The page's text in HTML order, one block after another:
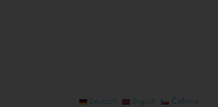
Deutsch English
Čeština